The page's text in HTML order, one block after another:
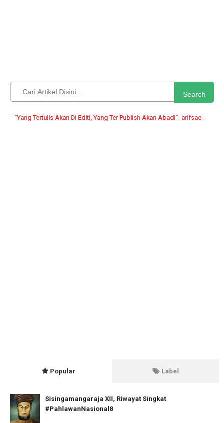
Search
Tertulis Akan Di Editi, Yang Ter Publish Akan Abadi" -arifsae-
Popular Label
Sisingamangaraja XII, Riwayat Singkat
#PahlawanNasional8